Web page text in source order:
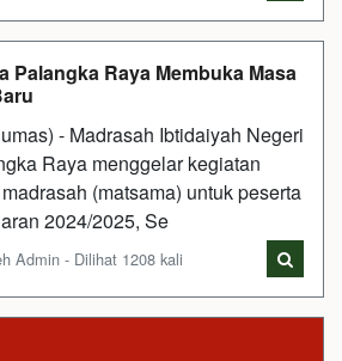
Palangka Raya Membuka Masa
- Madrasah Ibtidaiyah Negeri
Raya menggelar kegiatan
(matsama) untuk peserta
2024/2025, Se
Admin - Dilihat 1208 kali